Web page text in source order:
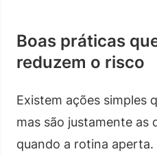
Boas práticas
reduzem o risco
Existem ações simples
mas são justamente as
quando a rotina